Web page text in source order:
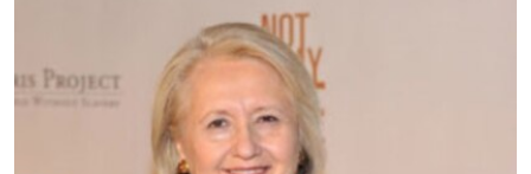
VASHINGTON CHOYXONASI
MOBIL-SALOM!
YOUTUBE
INSTAGRAM
ODNOKLASSNIKI
EDITORIAL